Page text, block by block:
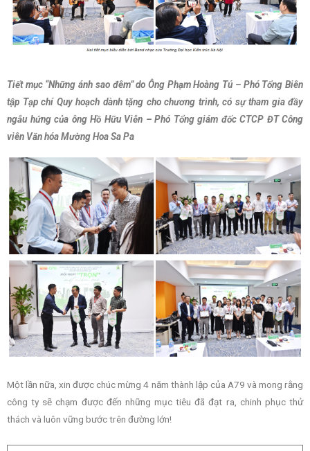
Tiết mục “Những ánh sao đêm” do Ông Phạm Hoàng Tú – Phó Tổng Biên
tập Tạp chí Quy hoạch dành tặng cho chương trình, có sự tham gia đầy
ngẫu hứng của ông Hồ Hữu Viễn – Phó Tổng giám đốc CTCP ĐT Công
viên Văn hóa Mường Hoa Sa Pa
Một lần nữa, xin được chúc mừng 4 năm thành lập của A79 và mong rằng
công ty sẽ chạm được đến những mục tiêu đã đạt ra, chinh phục thử
thách và luôn vững bước trên đường lớn!